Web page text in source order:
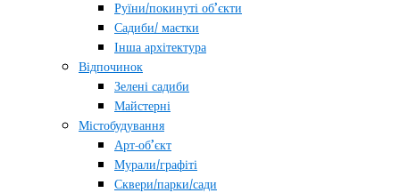
Руїни/покинуті об’єкти
Садиби/ маєтки
Інша архітектура
Відпочинок
Зелені садиби
Майстерні
Містобудування
Арт-об’єкт
Мурали/графіті
Сквери/парки/сади